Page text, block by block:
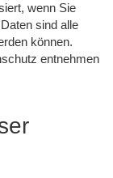
wenn Sie
sind alle
können.
entnehmen